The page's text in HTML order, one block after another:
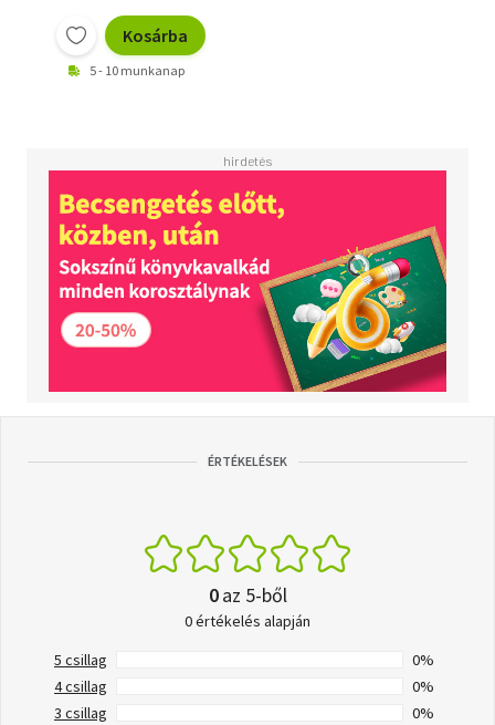
Kosárba
5 - 10 munkanap
ÉRTÉKELÉSEK
0az 5-ből
0 értékelés alapján
5 csillag
0%
4 csillag
0%
3 csillag
0%